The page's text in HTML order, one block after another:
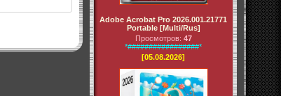
Adobe Acrobat Pro 2026.001.21771
Portable [Multi/Rus]
Просмотров: 47
*#################*
[05.08.2026]